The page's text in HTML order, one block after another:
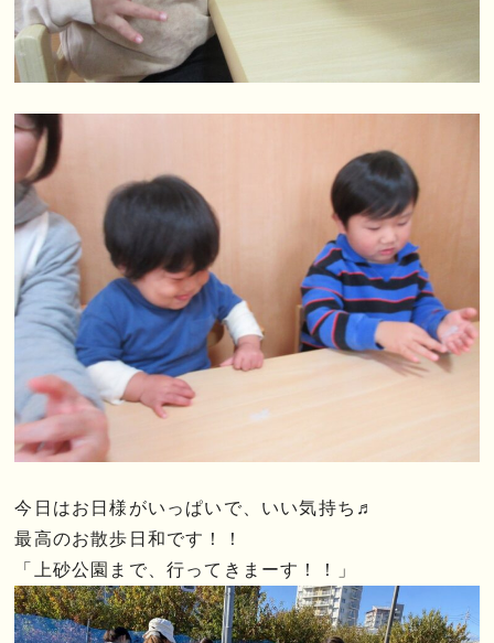
今日はお日様がいっぱいで、いい気持ち♬
最高のお散歩日和です！！
「上砂公園まで、行ってきまーす！！」